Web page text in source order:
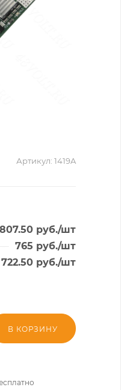
Артикул: 1419A
807.50 руб./шт
765 руб./шт
722.50 руб./шт
В КОРЗИНУ